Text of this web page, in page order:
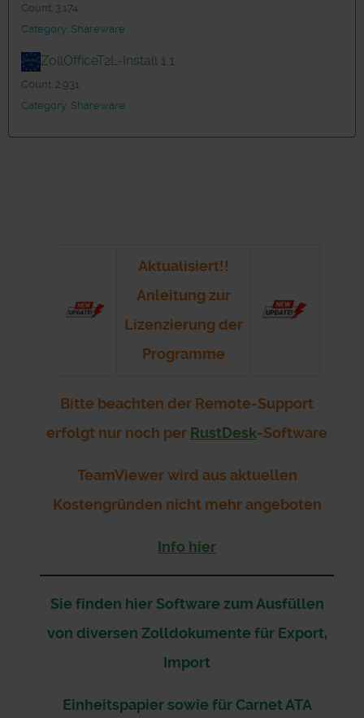
Count: 3.174
Category: Shareware
ZollOfficeT2L-Install 1.1
Count: 2.931
Category: Shareware
Aktualisiert!!
Anleitung zur
Lizenzierung der
Programme
Bitte beachten der Remote-Support
erfolgt nur noch per RustDesk-Software
TeamViewer wird aus aktuellen
Kostengründen nicht mehr angeboten
Info hier
Sie finden hier Software zum Ausfüllen
von diversen Zolldokumente für Export,
Import
Einheitspapier sowie für Carnet ATA